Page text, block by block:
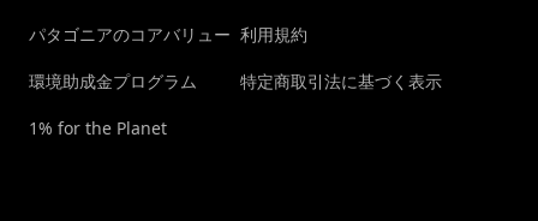
パタゴニアのコアバリュー
環境助成金プログラム
1% for the Planet
利用規約
特定商取引法に基づく表示